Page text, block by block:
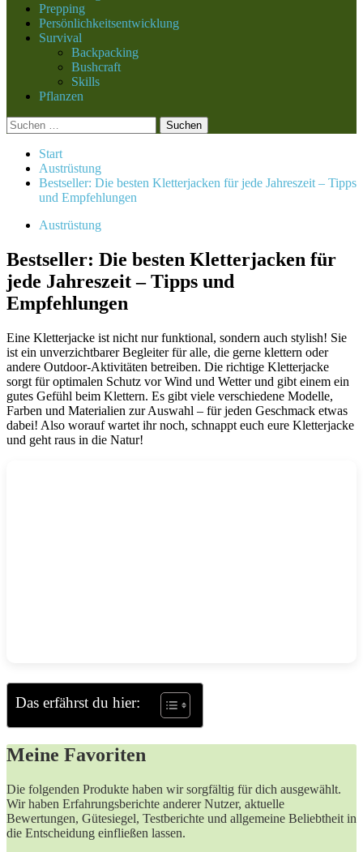
Prepping
Persönlichkeitsentwicklung
Survival
Backpacking
Bushcraft
Skills
Pflanzen
Suchen
nach:
Start
Austrüstung
Bestseller: Die besten Kletterjacken für jede Jahreszeit – Tipps
und Empfehlungen
Austrüstung
Bestseller: Die besten Kletterjacken für
jede Jahreszeit – Tipps und
Empfehlungen
Eine Kletterjacke ist nicht nur funktional, sondern auch stylish! Sie
ist ein unverzichtbarer Begleiter für alle, die gerne klettern oder
andere Outdoor-Aktivitäten betreiben. Die richtige Kletterjacke
sorgt für optimalen Schutz vor Wind und Wetter und gibt einem ein
gutes Gefühl beim Klettern. Es gibt viele verschiedene Modelle,
Farben und Materialien zur Auswahl – für jeden Geschmack etwas
dabei! Also worauf wartet ihr noch, schnappt euch eure Kletterjacke
und geht raus in die Natur!
Das erfährst du hier:
Meine Favoriten
Die folgenden Produkte haben wir sorgfältig für dich ausgewählt.
Wir haben Erfahrungsberichte anderer Nutzer, aktuelle
Bewertungen, Gütesiegel, Testberichte und allgemeine Beliebtheit in
die Entscheidung einfließen lassen.